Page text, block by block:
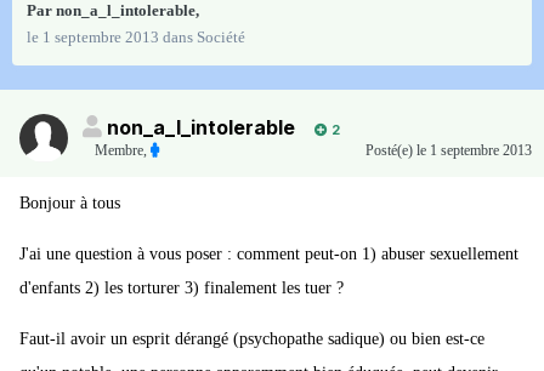
Par non_a_l_intolerable,
le 1 septembre 2013 dans Société
non_a_l_intolerable
2
Membre, Posté(e) le 1 septembre 2013
Bonjour à tous
J'ai une question à vous poser : comment peut-on 1) abuser sexuellement
d'enfants 2) les torturer 3) finalement les tuer ?
Faut-il avoir un esprit dérangé (psychopathe sadique) ou bien est-ce